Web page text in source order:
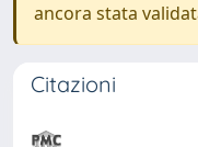
ancora stata
Citazioni